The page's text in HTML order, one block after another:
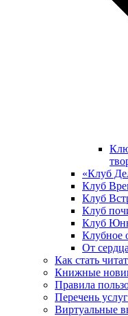
«Клуб
Клуб
Клуб
Клуб
Клуб
Клубное
От
Как стать
Книжные
Правила
Перечень услуг
Виртуальные